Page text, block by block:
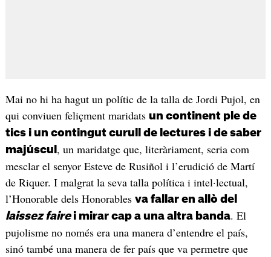
Mai no hi ha hagut un polític de la talla de Jordi Pujol, en
qui conviuen feliçment maridats un continent ple de
tics i un contingut curull de lectures i de saber
majúscul , un maridatge que, literàriament, seria com
mesclar el senyor Esteve de Rusiñol i l’erudició de Martí
de Riquer. I malgrat la seva talla política i intel·lectual,
l’Honorable dels Honorables va fallar en allò del
laissez fairei mirar cap a una altra banda. El
pujolisme no només era una manera d’entendre el país,
sinó també una manera de fer país que va permetre que